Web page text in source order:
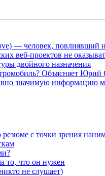
— человек, повлиявший
веб-проектов не
двойного назначения
Объясняет Юрий
значимую информацию
с точки зрения
то, что он нужен
не слушает)